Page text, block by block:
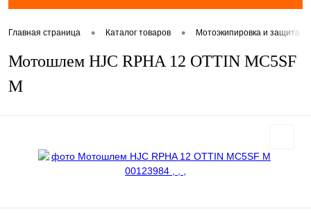
Главная страница • Каталог товаров • Мотоэкипировка и защита
Мотошлем HJC RPHA 12 OTTIN MC5SF
M